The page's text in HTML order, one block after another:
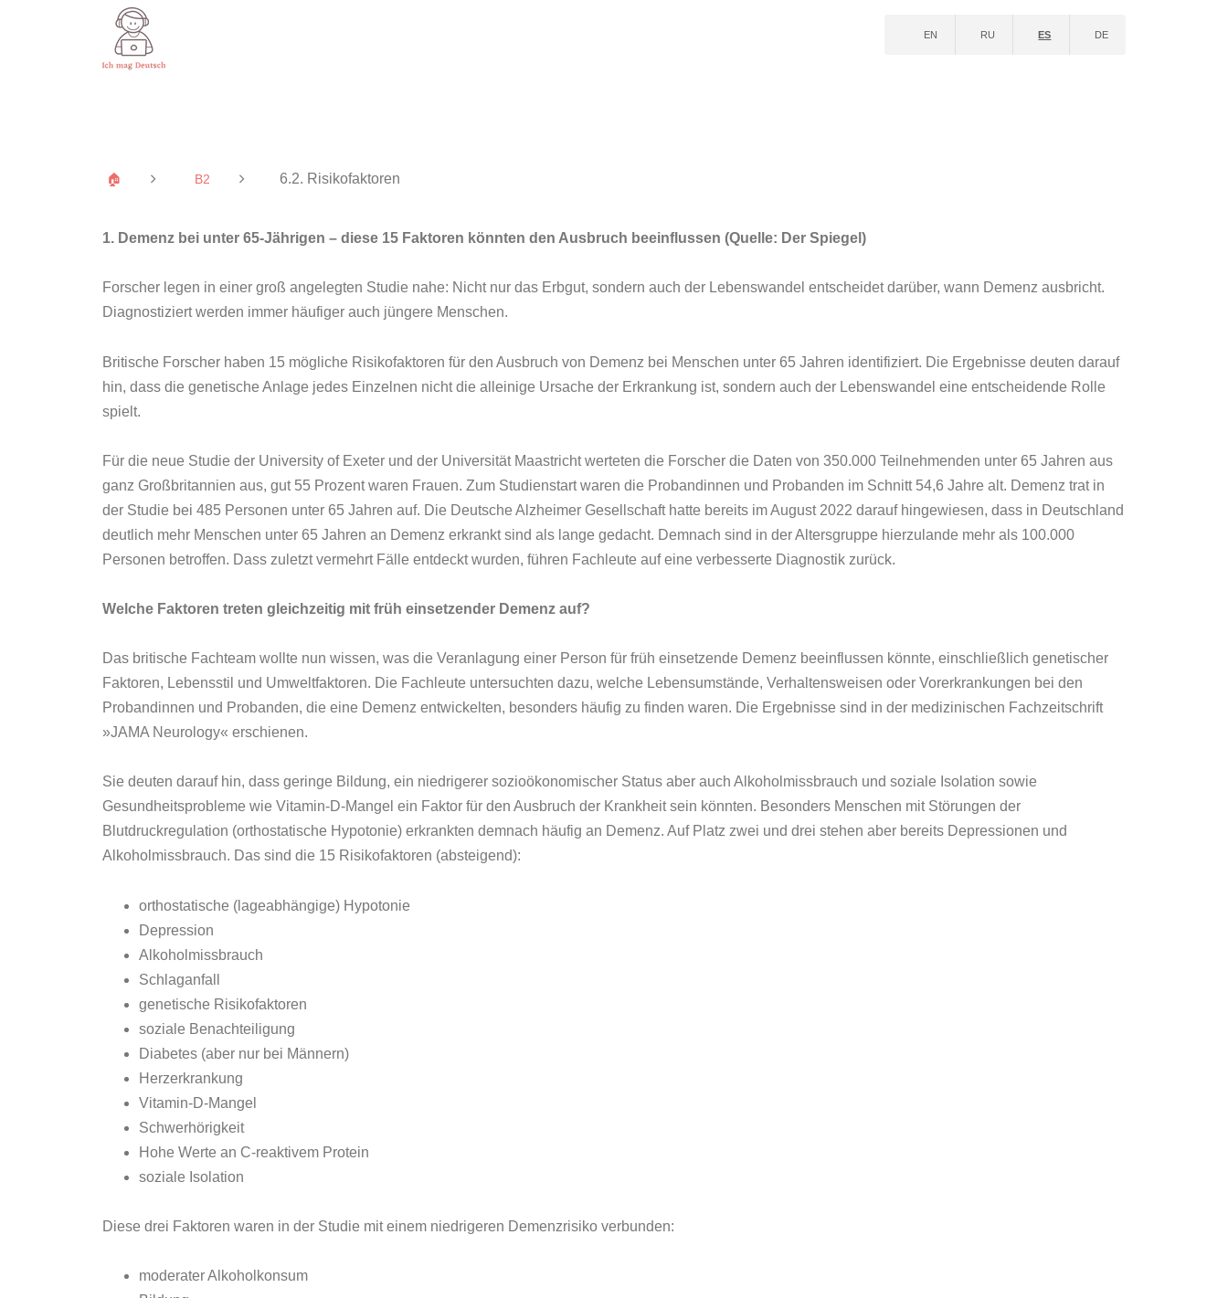
EN RU ES DE
🏠 B2 6.2. Risikofaktoren
1. Demenz bei unter 65-Jährigen – diese 15 Faktoren könnten den Ausbruch beeinflussen (Quelle: Der Spiegel)
Forscher legen in einer groß angelegten Studie nahe: Nicht nur das Erbgut, sondern auch der Lebenswandel entscheidet darüber, wann Demenz ausbricht.
Diagnostiziert werden immer häufiger auch jüngere Menschen.
Britische Forscher haben 15 mögliche Risikofaktoren für den Ausbruch von Demenz bei Menschen unter 65 Jahren identifiziert. Die Ergebnisse deuten darauf
hin, dass die genetische Anlage jedes Einzelnen nicht die alleinige Ursache der Erkrankung ist, sondern auch der Lebenswandel eine entscheidende Rolle
spielt.
Für die neue Studie der University of Exeter und der Universität Maastricht werteten die Forscher die Daten von 350.000 Teilnehmenden unter 65 Jahren aus
ganz Großbritannien aus, gut 55 Prozent waren Frauen. Zum Studienstart waren die Probandinnen und Probanden im Schnitt 54,6 Jahre alt. Demenz trat in
der Studie bei 485 Personen unter 65 Jahren auf. Die Deutsche Alzheimer Gesellschaft hatte bereits im August 2022 darauf hingewiesen, dass in Deutschland
deutlich mehr Menschen unter 65 Jahren an Demenz erkrankt sind als lange gedacht. Demnach sind in der Altersgruppe hierzulande mehr als 100.000
Personen betroffen. Dass zuletzt vermehrt Fälle entdeckt wurden, führen Fachleute auf eine verbesserte Diagnostik zurück.
Welche Faktoren treten gleichzeitig mit früh einsetzender Demenz auf?
Das britische Fachteam wollte nun wissen, was die Veranlagung einer Person für früh einsetzende Demenz beeinflussen könnte, einschließlich genetischer
Faktoren, Lebensstil und Umweltfaktoren. Die Fachleute untersuchten dazu, welche Lebensumstände, Verhaltensweisen oder Vorerkrankungen bei den
Probandinnen und Probanden, die eine Demenz entwickelten, besonders häufig zu finden waren. Die Ergebnisse sind in der medizinischen Fachzeitschrift
»JAMA Neurology« erschienen.
Sie deuten darauf hin, dass geringe Bildung, ein niedrigerer sozioökonomischer Status aber auch Alkoholmissbrauch und soziale Isolation sowie
Gesundheitsprobleme wie Vitamin-D-Mangel ein Faktor für den Ausbruch der Krankheit sein könnten. Besonders Menschen mit Störungen der
Blutdruckregulation (orthostatische Hypotonie) erkrankten demnach häufig an Demenz. Auf Platz zwei und drei stehen aber bereits Depressionen und
Alkoholmissbrauch. Das sind die 15 Risikofaktoren (absteigend):
orthostatische (lageabhängige) Hypotonie
Depression
Alkoholmissbrauch
Schlaganfall
genetische Risikofaktoren
soziale Benachteiligung
Diabetes (aber nur bei Männern)
Herzerkrankung
Vitamin-D-Mangel
Schwerhörigkeit
Hohe Werte an C-reaktivem Protein
soziale Isolation
Diese drei Faktoren waren in der Studie mit einem niedrigeren Demenzrisiko verbunden:
moderater Alkoholkonsum